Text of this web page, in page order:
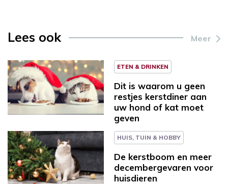
Lees ook Meer
ETEN & DRINKEN
Dit is waarom u geen
restjes kerstdiner aan
uw hond of kat moet
geven
HUIS, TUIN & HOBBY
De kerstboom en meer
decembergevaren voor
huisdieren